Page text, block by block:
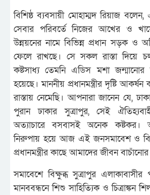
বিশিষ্ঠ ব্যবসায়ী মোহাম্মদ রিয়াজ
সেবার পরিবর্তে নিজের আখের ও
উন্নয়নের নামে বিভিন্ন প্রধান সড়ক ও
ফেলে রাখছে। সে সকল রাস্তা দিয়ে
কষ্টসাধ্য তেমনি এডিস মশা জন্মানোর
হয়েছে। মাননীয় প্রধানমন্ত্রীর দৃষ্টি
রাস্তায় নেমেছি। আপনারা জানেন যে,
পুরান ঢাকার সুত্রাপুর, সেই
অত্যাচারে বসবাসই অনেক কষ্টকর।
নিরুপায় হয়ে আজ এই জনসমাবেশ ও
প্রধানমন্ত্রীর কাছে আমাদের জীবন
সমাবেশে বিক্ষুব্ধ সুত্রাপুর এলাকাবাসীর
মানববন্ধনে শিশু সাহিত্যিক ও চিত্রাঙ্কন